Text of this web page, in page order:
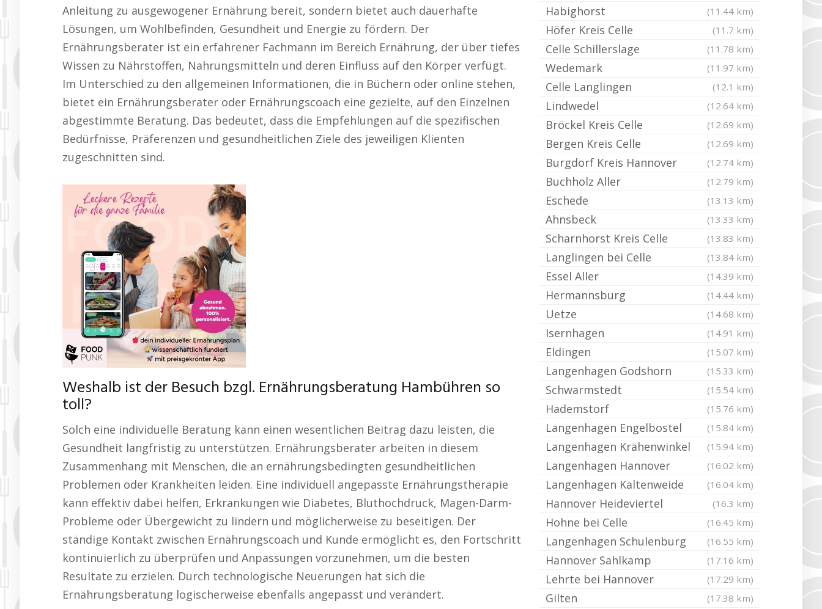
Anleitung zu ausgewogener Ernährung bereit, sondern bietet auch dauerhafte
Lösungen, um Wohlbefinden, Gesundheit und Energie zu fördern. Der
Ernährungsberater ist ein erfahrener Fachmann im Bereich Ernährung, der über tiefes
Wissen zu Nährstoffen, Nahrungsmitteln und deren Einfluss auf den Körper verfügt.
Im Unterschied zu den allgemeinen Informationen, die in Büchern oder online stehen,
bietet ein Ernährungsberater oder Ernährungscoach eine gezielte, auf den Einzelnen
abgestimmte Beratung. Das bedeutet, dass die Empfehlungen auf die spezifischen
Bedürfnisse, Präferenzen und gesundheitlichen Ziele des jeweiligen Klienten
zugeschnitten sind.
Weshalb ist der Besuch bzgl. Ernährungsberatung Hambühren so
toll?
Solch eine individuelle Beratung kann einen wesentlichen Beitrag dazu leisten, die
Gesundheit langfristig zu unterstützen. Ernährungsberater arbeiten in diesem
Zusammenhang mit Menschen, die an ernährungsbedingten gesundheitlichen
Problemen oder Krankheiten leiden. Eine individuell angepasste Ernährungstherapie
kann effektiv dabei helfen, Erkrankungen wie Diabetes, Bluthochdruck, Magen-Darm-
Probleme oder Übergewicht zu lindern und möglicherweise zu beseitigen. Der
ständige Kontakt zwischen Ernährungscoach und Kunde ermöglicht es, den Fortschritt
kontinuierlich zu überprüfen und Anpassungen vorzunehmen, um die besten
Resultate zu erzielen. Durch technologische Neuerungen hat sich die
Ernährungsberatung logischerweise ebenfalls angepasst und verändert.
Habighorst (11.44 km)
Höfer Kreis Celle (11.7 km)
Celle Schillerslage (11.78 km)
Wedemark (11.97 km)
Celle Langlingen (12.1 km)
Lindwedel (12.64 km)
Bröckel Kreis Celle (12.69 km)
Bergen Kreis Celle (12.69 km)
Burgdorf Kreis Hannover (12.74 km)
Buchholz Aller (12.79 km)
Eschede (13.13 km)
Ahnsbeck (13.33 km)
Scharnhorst Kreis Celle (13.83 km)
Langlingen bei Celle (13.84 km)
Essel Aller (14.39 km)
Hermannsburg (14.44 km)
Uetze (14.68 km)
Isernhagen (14.91 km)
Eldingen (15.07 km)
Langenhagen Godshorn (15.33 km)
Schwarmstedt (15.54 km)
Hademstorf (15.76 km)
Langenhagen Engelbostel (15.84 km)
Langenhagen Krähenwinkel (15.94 km)
Langenhagen Hannover (16.02 km)
Langenhagen Kaltenweide (16.04 km)
Hannover Heideviertel (16.3 km)
Hohne bei Celle (16.45 km)
Langenhagen Schulenburg (16.55 km)
Hannover Sahlkamp (17.16 km)
Lehrte bei Hannover (17.29 km)
Gilten (17.38 km)